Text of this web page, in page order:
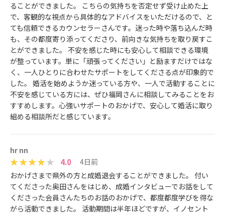
ることができました。 こちらの気持ちを否定せず受け止めた上
で、客観的な視点から具体的なアドバイスをいただけるので、と
ても信頼できるカウンセラーさんです。迷った時や落ち込んだ時
も、その都度寄り添ってくださり、前向きな気持ちを取り戻すこ
とができました。 不安を感じた時にも安心して相談できる環境
が整っています。単に「頑張ってください」と励ますだけではな
く、一人ひとりに合わせたサポートをしてくださる点が印象的で
した。 婚活を始めようか迷っている方や、一人で活動することに
不安を感じている方には、ぜひ福岡さんに相談してみることをお
すすめします。心強いサポートのおかげで、安心して婚活に取り
組める相談所だと感じています。
hr nn
4.0
4日前
おかげさまで県外の方と成婚退会することができました。 付い
てくださった奥田さんをはじめ、成婚インタビューでお話をして
くださった会員さんたちのお話のおかげで、都度都度学びを得な
がら活動できました。 活動期間は半年ほどですが、イノセント